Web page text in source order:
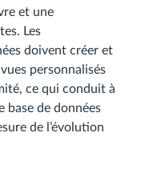
et une
Les
doivent créer et
personnalisés
ce qui conduit à
base de données
de l’évolution